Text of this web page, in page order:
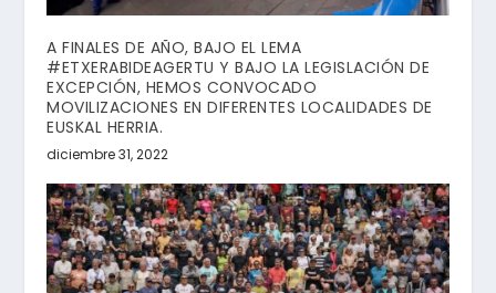
A FINALES DE AÑO, BAJO EL LEMA
#ETXERABIDEAGERTU Y BAJO LA LEGISLACIÓN DE
EXCEPCIÓN, HEMOS CONVOCADO
MOVILIZACIONES EN DIFERENTES LOCALIDADES DE
EUSKAL HERRIA.
diciembre 31, 2022